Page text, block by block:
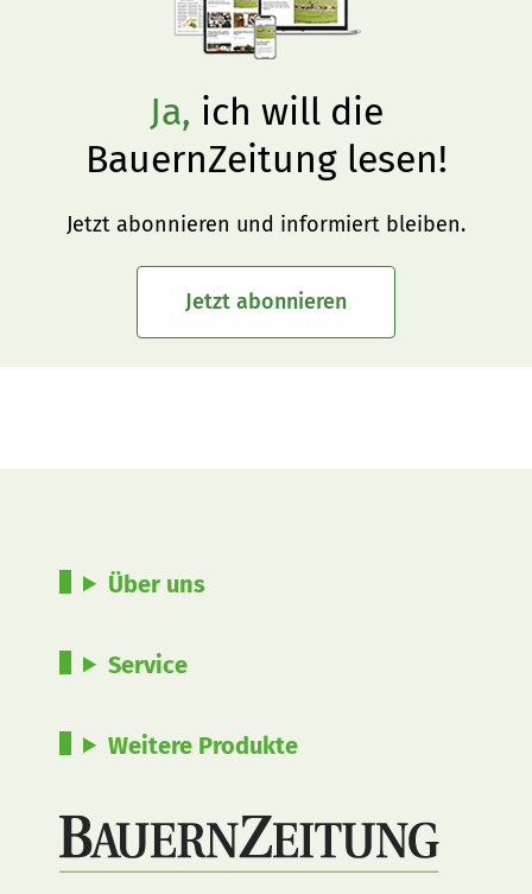
Ja, ich will die
BauernZeitung lesen!
Jetzt abonnieren und informiert bleiben.
Jetzt abonnieren
Über uns
Service
Weitere Produkte